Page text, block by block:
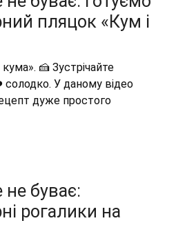
пляцок «Кум і
🍰 Зустрічайте
солодко. У даному відео
дуже простого
не буває:
рогалики на